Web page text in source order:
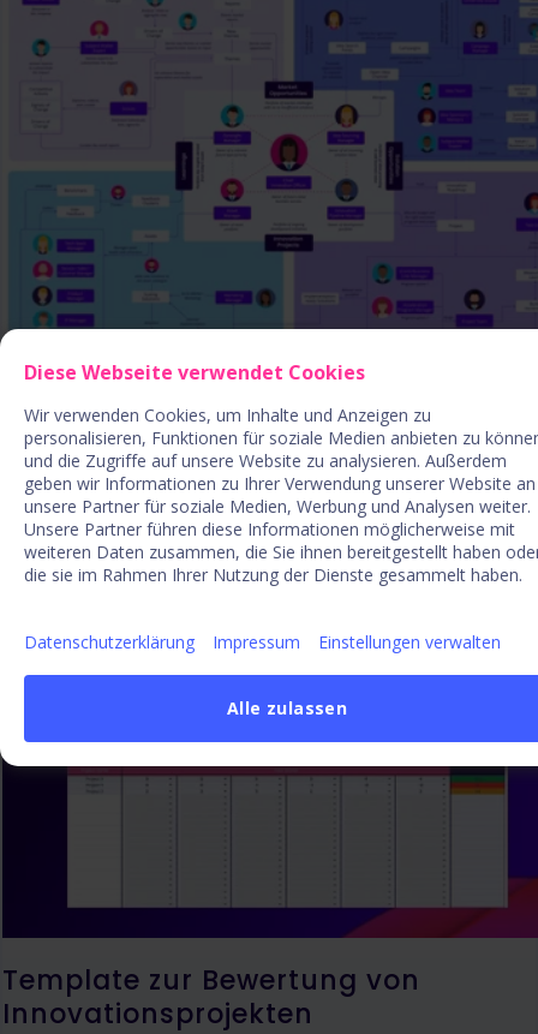
Diese Webseite verwendet Cookies
Wir verwenden Cookies, um Inhalte und Anzeigen zu
personalisieren, Funktionen für soziale Medien anbieten zu
und die Zugriffe auf unsere Website zu analysieren. Außerdem
geben wir Informationen zu Ihrer Verwendung unserer Website an
unsere Partner für soziale Medien, Werbung und Analysen weiter.
Unsere Partner führen diese Informationen möglicherweise mit
weiteren Daten zusammen, die Sie ihnen bereitgestellt haben
die sie im Rahmen Ihrer Nutzung der Dienste gesammelt haben.
Datenschutzerklärung Impressum Einstellungen verwalten
Alle zulassen
Jobs im Innovationsmanagement
Die wichtigsten Jobs entlang des Innovationsprozesses -
Poster downloaden, ausdrucken und im Office oder
Innovation Lab aufhängen!
Poster downloaden
Template zur Bewertung von
Innovationsprojekten